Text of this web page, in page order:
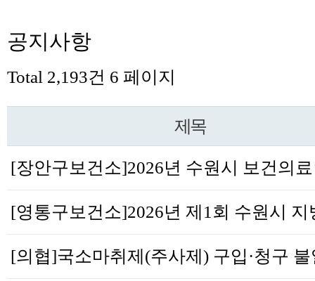
공지사항
Total 2,193건 6 페이지
제목